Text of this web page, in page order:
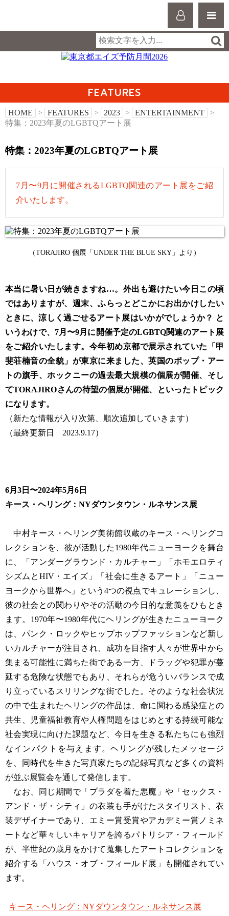
FEATURES
HOME > FEATURES > 2023 > ENTERTAINMENT
>
特集：2023年夏のLGBTQアート展
特集：2023年夏のLGBTQアート展
7月〜9月に開催されるLGBTQ関連のアート展をご紹
介いたします。
（TORAJIRO 個展「UNDER THE BLUE SKY」より）
本当に暑い日が続きますね…。外出も避けたい今日この頃
ではありますが、週末、ふらっとどこかにお出かけしたい
ときに、涼しく過ごせるアート展はいかがでしょうか？ と
いうわけで、7月〜9月に開催予定のLGBTQ関連のアート展
をご紹介いたします。今年初め京都で展示されていた「甲
斐荘楠音の全貌」が東京に来ました、英国のポップ・アー
トの旗手、ホックニーの過去最大規模の個展が開催、そし
てTORAJIROさんの待望の個展が開催、といったトピック
になります。
（新たな情報が入り次第、順次追加していきます）
（最終更新日 2023.9.17）
6月3日〜2024年5月6日
キース・ヘリング：NYダウンタウン・ルネサンス展
中村キース・ヘリング美術館収蔵のキース・へリングコ
レクションを、彼が活動した1980年代ニューヨークを舞台
に、「アンダーグラウンド・カルチャー」「ホモエロティ
シズムとHIV・エイズ」「社会に生きるアート」「ニュー
ヨークから世界へ」という4つの視点でキュレーションし、
彼の社会との関わりやその活動の今日的な意義をひもとき
ます。1970年〜1980年代にヘリングが生きたニューヨーク
は、パンク・ロックやヒップホップファッションなど新し
いカルチャーが注目され、成功を目指す人々が世界中から
集まる可能性に満ちた街である一方、ドラッグや犯罪が蔓
延する危険な状態でもあり、それらが危ういバランスで成
り立っているスリリングな街でした。そのような社会状況
の中で生まれたヘリングの作品は、命に関わる感染症との
共生、児童福祉教育や人権問題をはじめとする持続可能な
社会実現に向けた課題など、今日を生きる私たちにも強烈
なインパクトを与えます。ヘリングが残したメッセージ
を、同時代を生きた写真家たちの記録写真など多くの資料
が並ぶ展覧会を通して発信します。
なお、同じ期間で「プラダを着た悪魔」や「セックス・
アンド・ザ・シティ」の衣装も手がけたスタイリスト、衣
装デザイナーであり、エミー賞受賞やアカデミー賞ノミネ
ートなど華々しいキャリアを誇るパトリシア・フィールド
が、半世紀の歳月をかけて蒐集したアートコレクションを
紹介する「ハウス・オブ・フィールド展」も開催されてい
ます。
キース・ヘリング：NYダウンタウン・ルネサンス展